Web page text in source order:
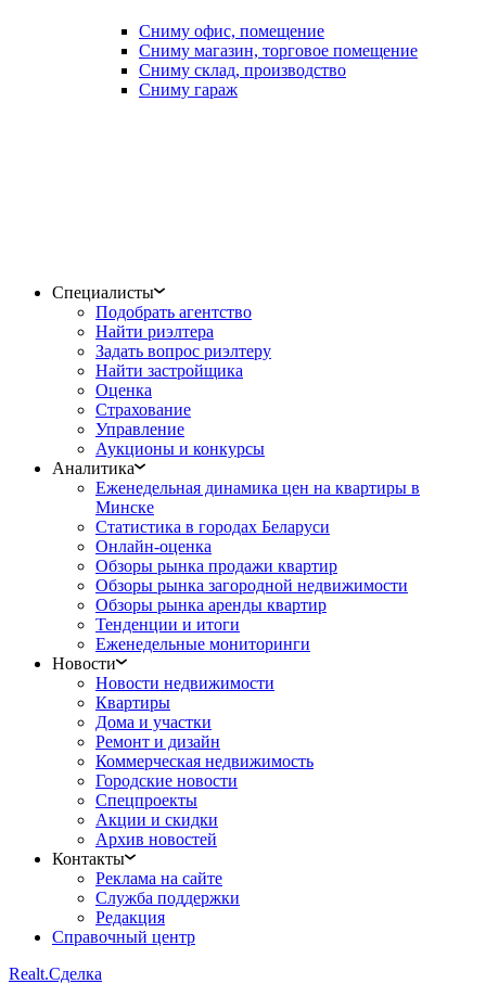
Сниму офис, помещение
Сниму магазин, торговое помещение
Сниму склад, производство
Сниму гараж
Специалисты
Подобрать агентство
Найти риэлтера
Задать вопрос риэлтеру
Найти застройщика
Оценка
Страхование
Управление
Аукционы и конкурсы
Аналитика
Еженедельная динамика цен на квартиры в
Минске
Статистика в городах Беларуси
Онлайн-оценка
Обзоры рынка продажи квартир
Обзоры рынка загородной недвижимости
Обзоры рынка аренды квартир
Тенденции и итоги
Еженедельные мониторинги
Новости
Новости недвижимости
Квартиры
Дома и участки
Ремонт и дизайн
Коммерческая недвижимость
Городские новости
Спецпроекты
Акции и скидки
Архив новостей
Контакты
Реклама на сайте
Служба поддержки
Редакция
Справочный центр
Realt.Сделка